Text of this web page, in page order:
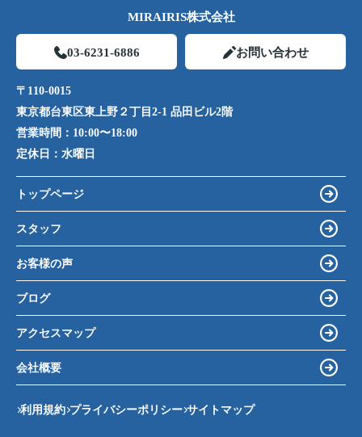
MIRAIRIS株式会社
03-6231-6886 お問い合わせ
〒110-0015
東京都台東区東上野２丁目2-1 品田ビル2階
営業時間： 10:00〜18:00
定休日： 水曜日
トップページ
スタッフ
お客様の声
ブログ
アクセスマップ
会社概要
利用規約 プライバシーポリシー サイトマップ